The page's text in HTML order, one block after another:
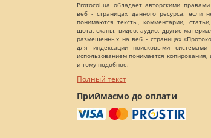
Protocol.ua обладает авторскими
веб - страницах данного ресурса, если
понимаются тексты, комментарии,
шота, сканы, видео, аудио, другие
размещенных на веб - страницах
для индексации поисковыми
использованием понимается
и тому подобное.
Полный текст
Приймаємо до оплати